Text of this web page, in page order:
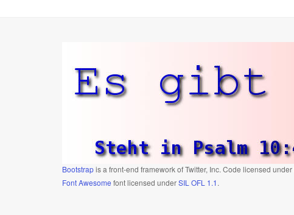
Bootstrapis a front-end framework of Twitter, Inc. Code licensed under
Font Awesome font licensed underSIL OFL 1.1.